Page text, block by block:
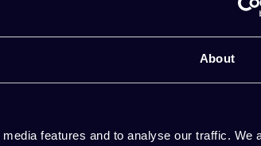
About
features and to analyse our traffic. We